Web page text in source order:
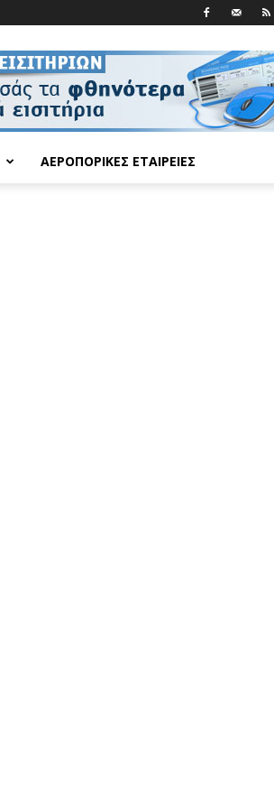
ΑΕΡΟΠΟΡΙΚΈΣ ΕΤΑΙΡΕΊΕΣ